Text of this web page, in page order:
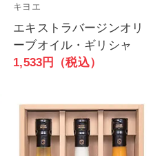
キヨエ
エキストラバージンオリ
ーブオイル・ギリシャ
1,533円（税込）